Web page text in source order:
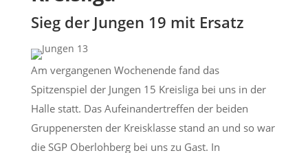
Sieg der Jungen 19 mit Ersatz
Am vergangenen Wochenende fand das
Spitzenspiel der Jungen 15 Kreisliga bei uns in der
Halle statt. Das Aufeinandertreffen der beiden
Gruppenersten der Kreisklasse stand an und so war
die SGP Oberlohberg bei uns zu Gast. In